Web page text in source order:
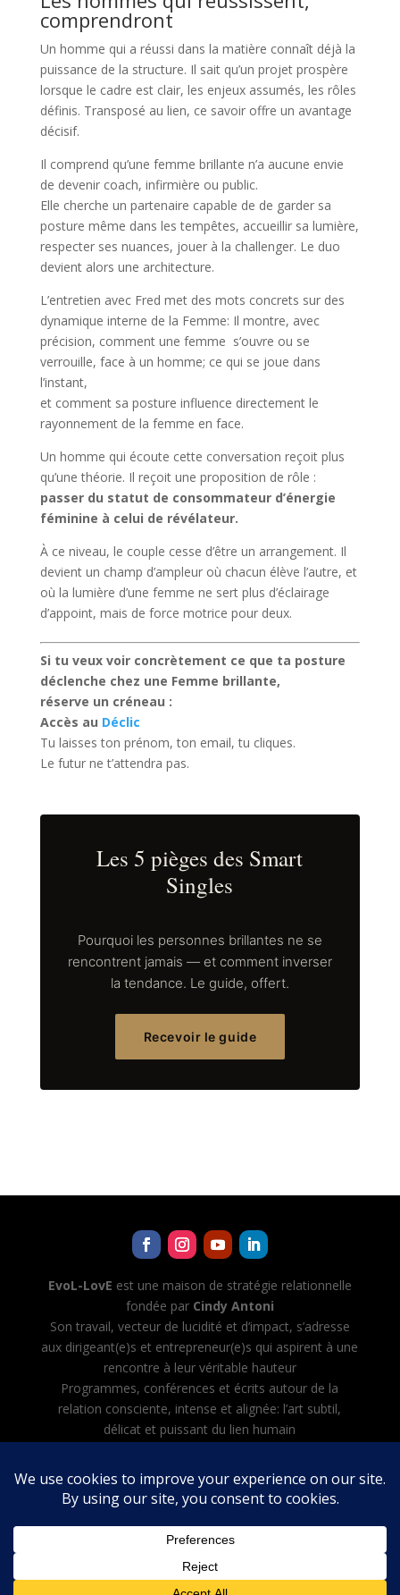
comprendront
Un homme qui a réussi dans la matière connaît déjà la
puissance de la structure. Il sait qu’un projet prospère
lorsque le cadre est clair, les enjeux assumés, les rôles
définis. Transposé au lien, ce savoir offre un avantage
décisif.
Il comprend qu’une femme brillante n’a aucune envie
de devenir coach, infirmière ou public.
Elle cherche un partenaire capable de de garder sa
posture même dans les tempêtes, accueillir sa lumière,
respecter ses nuances, jouer à la challenger. Le duo
devient alors une architecture.
L’entretien avec Fred met des mots concrets sur des
dynamique interne de la Femme: Il montre, avec
précision, comment une femme s’ouvre ou se
verrouille, face à un homme; ce qui se joue dans
l’instant,
et comment sa posture influence directement le
rayonnement de la femme en face.
Un homme qui écoute cette conversation reçoit plus
qu’une théorie. Il reçoit une proposition de rôle :
passer du statut de consommateur d’énergie
féminine à celui de révélateur.
À ce niveau, le couple cesse d’être un arrangement. Il
devient un champ d’ampleur où chacun élève l’autre, et
où la lumière d’une femme ne sert plus d’éclairage
d’appoint, mais de force motrice pour deux.
Si tu veux voir concrètement ce que ta posture
déclenche chez une Femme brillante,
réserve un créneau :
Accès au Déclic
Tu laisses ton prénom, ton email, tu cliques.
Le futur ne t’attendra pas.
Les 5 pièges des Smart
Singles
Pourquoi les personnes brillantes ne se
rencontrent jamais — et comment inverser
la tendance. Le guide, offert.
Recevoir le guide
EvoL-LovE est une maison de stratégie relationnelle
fondée par Cindy Antoni
Son travail, vecteur de lucidité et d’impact, s’adresse
aux dirigeant(e)s et entrepreneur(e)s qui aspirent à une
rencontre à leur véritable hauteur
Programmes, conférences et écrits autour de la
relation consciente, intense et alignée: l’art subtil,
délicat et puissant du lien humain
toutes les tâches avec l’IA, créer et diriger son équipe
d’agents IA
CGV·Politique de confidentialité